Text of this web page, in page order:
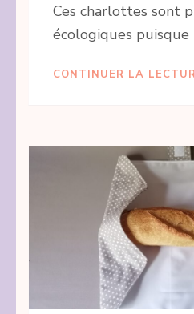
Ces charlottes sont
écologiques puisque
CONTINUER LA